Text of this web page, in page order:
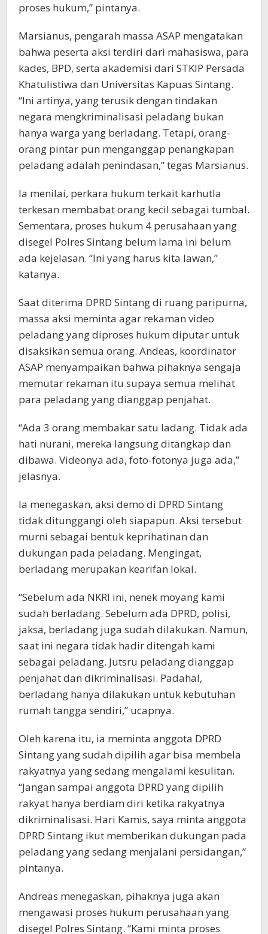
proses hukum,” pintanya.
Marsianus, pengarah massa ASAP mengatakan
bahwa peserta aksi terdiri dari mahasiswa, para
kades, BPD, serta akademisi dari STKIP Persada
Khatulistiwa dan Universitas Kapuas Sintang.
“Ini artinya, yang terusik dengan tindakan
negara mengkriminalisasi peladang bukan
hanya warga yang berladang. Tetapi, orang-
orang pintar pun menganggap penangkapan
peladang adalah penindasan,” tegas Marsianus.
Ia menilai, perkara hukum terkait karhutla
terkesan membabat orang kecil sebagai tumbal.
Sementara, proses hukum 4 perusahaan yang
disegel Polres Sintang belum lama ini belum
ada kejelasan. “Ini yang harus kita lawan,”
katanya.
Saat diterima DPRD Sintang di ruang paripurna,
massa aksi meminta agar rekaman video
peladang yang diproses hukum diputar untuk
disaksikan semua orang. Andeas, koordinator
ASAP menyampaikan bahwa pihaknya sengaja
memutar rekaman itu supaya semua melihat
para peladang yang dianggap penjahat.
“Ada 3 orang membakar satu ladang. Tidak ada
hati nurani, mereka langsung ditangkap dan
dibawa. Videonya ada, foto-fotonya juga ada,”
jelasnya.
Ia menegaskan, aksi demo di DPRD Sintang
tidak ditunggangi oleh siapapun. Aksi tersebut
murni sebagai bentuk keprihatinan dan
dukungan pada peladang. Mengingat,
berladang merupakan kearifan lokal.
“Sebelum ada NKRI ini, nenek moyang kami
sudah berladang. Sebelum ada DPRD, polisi,
jaksa, berladang juga sudah dilakukan. Namun,
saat ini negara tidak hadir ditengah kami
sebagai peladang. Jutsru peladang dianggap
penjahat dan dikriminalisasi. Padahal,
berladang hanya dilakukan untuk kebutuhan
rumah tangga sendiri,” ucapnya.
Oleh karena itu, ia meminta anggota DPRD
Sintang yang sudah dipilih agar bisa membela
rakyatnya yang sedang mengalami kesulitan.
“Jangan sampai anggota DPRD yang dipilih
rakyat hanya berdiam diri ketika rakyatnya
dikriminalisasi. Hari Kamis, saya minta anggota
DPRD Sintang ikut memberikan dukungan pada
peladang yang sedang menjalani persidangan,”
pintanya.
Andreas menegaskan, pihaknya juga akan
mengawasi proses hukum perusahaan yang
disegel Polres Sintang. “Kami minta proses